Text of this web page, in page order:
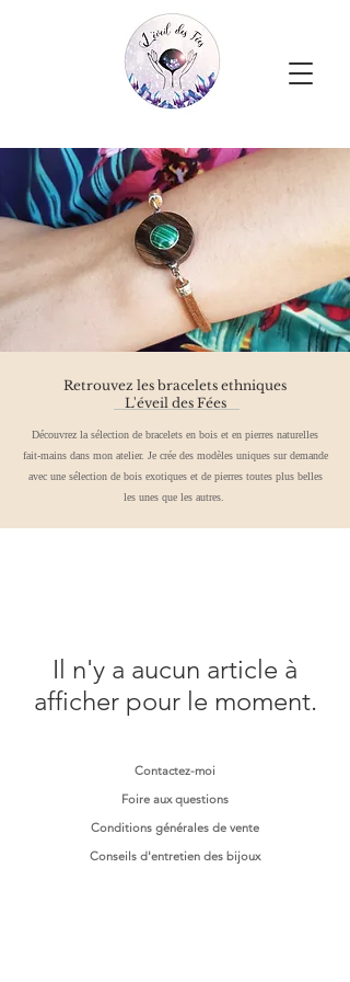
Retrouvez les bracelets ethniques
L'éveil des Fées
Découvrez la sélection de bracelets en bois et en pierres naturelles
fait-mains dans mon atelier. Je crée des modèles uniques sur demande
avec une sélection de bois exotiques et de pierres toutes plus belles
les unes que les autres.
Il n'y a aucun article à
afficher pour le moment.
Contactez-moi
Foire aux questions
Conditions générales de vente
Conseils d'entretien des bijoux